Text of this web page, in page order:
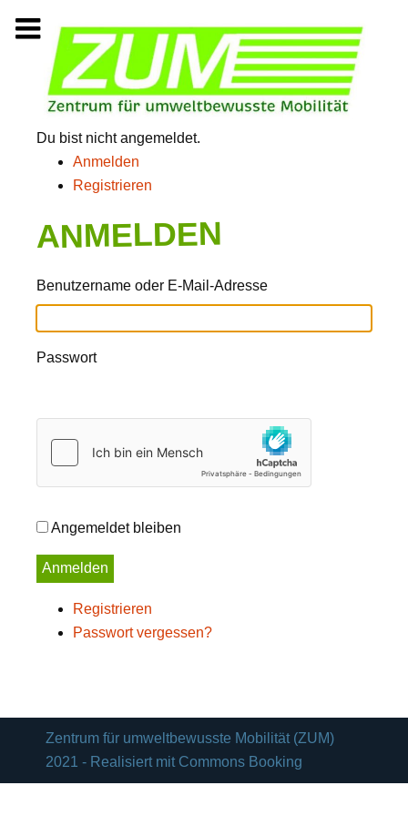
Zum
springen
Du bist nicht angemeldet.
Anmelden
Registrieren
ANMELDEN
Benutzername oder E-Mail-Adresse
Passwort
Angemeldet bleiben
Anmelden
Registrieren
Passwort vergessen?
Zentrum für umweltbewusste Mobilität (ZUM)
2021 - Realisiert mit Commons Booking